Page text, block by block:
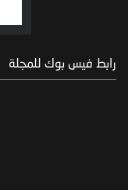
رابط فيس بوك للمجلة